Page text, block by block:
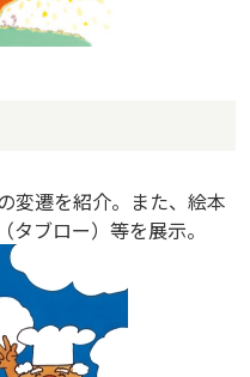
変遷を紹介。また、絵本
ブロー）等を展示。